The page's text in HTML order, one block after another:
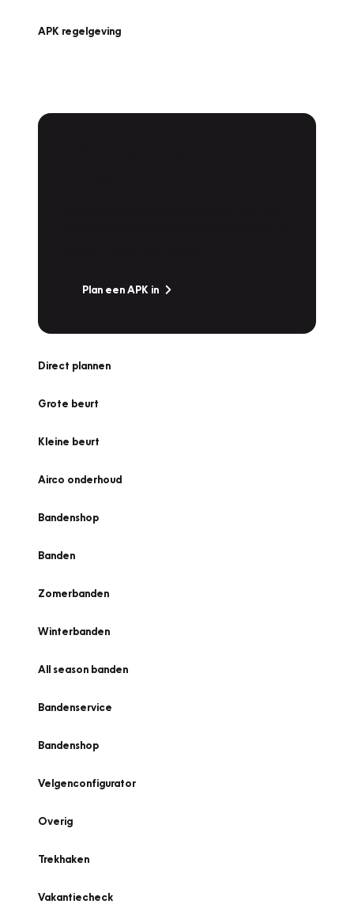
APK regelgeving
Plan een APK in
Direct plannen
Grote beurt
Kleine beurt
Airco onderhoud
Bandenshop
Banden
Zomerbanden
Winterbanden
All season banden
Bandenservice
Bandenshop
Velgenconfigurator
Overig
Trekhaken
Vakantiecheck